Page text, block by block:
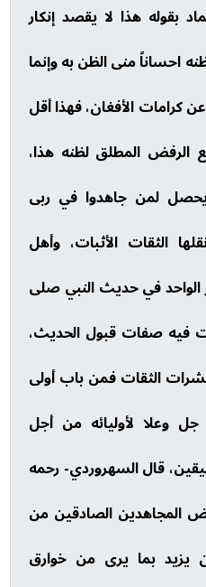
حماد بقوله هذا لا يقصد إنكار
احساناً منى الظن به وإنما
كرامات الأفغان، فهذا أقل
الرفض المطلق لظنه هذا،
يحصل لمن جاهدوا في ربى
الثقات الأثبات، وأهل
الواحد في حديث النبي صلى
فيه صفات قبول الحديث،
الثقات فمن باب أولى
جل وعلا لأوليائه من أجل
قال السهروردي- رحمه
المجاهدين الصادقين من
يزيد بما يرى من خوارق